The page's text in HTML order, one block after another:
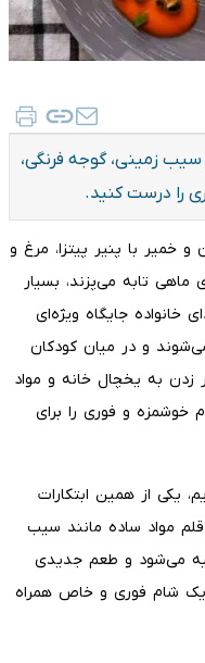
سیب زمینی، گوجه فرنگی،
را درست کنید.
و خمیر با پنیر پیتزا، مرغ و
تابه می‌پزند، بسیار
جایگاه ویژه‌ای
و در میان کودکان
زدن به یخچال خانه و مواد
خوشمزه و فوری را برای
یکی از همین ابتکارات
مواد ساده مانند سیب
می‌شود و طعم جدیدی
یک شام فوری و خاص همراه